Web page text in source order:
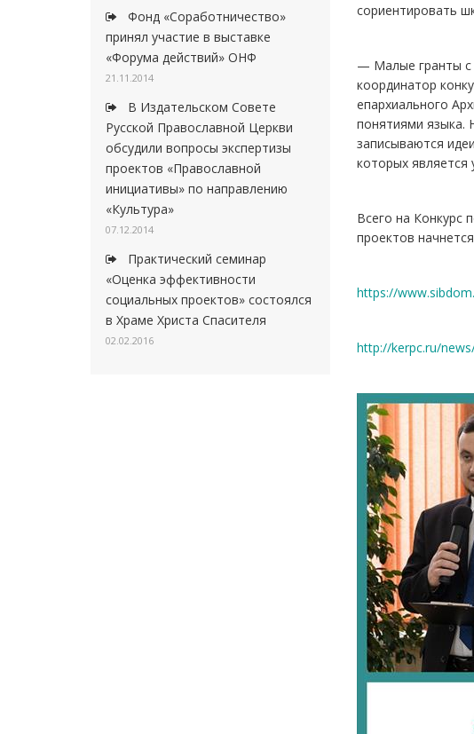
Фонд «Соработничество»
принял участие в выставке
«Форума действий» ОНФ
21.11.2014
В Издательском Совете
Русской Православной Церкви
обсудили вопросы экспертизы
проектов «Православной
инициативы» по направлению
«Культура»
07.12.2014
Практический семинар
«Оценка эффективности
социальных проектов» состоялся
в Храме Христа Спасителя
02.02.2016
сориентировать
— Малые гранты с
координатор
епархиального
понятиями языка.
записываются
которых является
Всего на Конкурс
проектов
https://
http://kerpc.ru/